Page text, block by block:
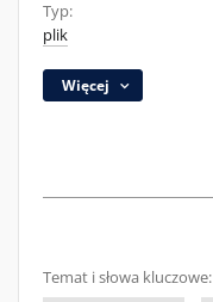
Typ:
plik
Więcej
Temat i słowa kluczowe: